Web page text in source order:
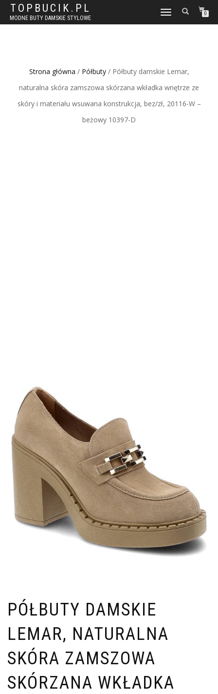
TOPBUCIK.PL
MODNE BUTY DAMSKIE STYLOWE
WŁĄCZ
NAWIGACJĘ
0
Strona główna / Półbuty/ Półbuty damskie Lemar,
naturalna skóra zamszowa skórzana wkładka wnętrze ze
skóry i materiału wsuwana konstrukcja, bez/zł, 20116-W –
beżowy 10397-D
PÓŁBUTY DAMSKIE
LEMAR, NATURALNA
SKÓRA ZAMSZOWA
SKÓRZANA WKŁADKA